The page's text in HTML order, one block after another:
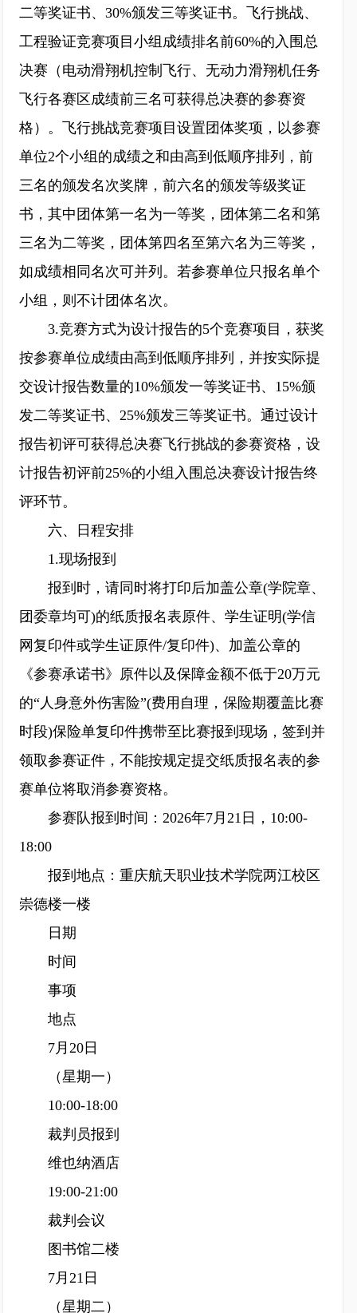
二等奖证书、30%颁发三等奖证书。飞行挑战、
工程验证竞赛项目小组成绩排名前60%的入围总
决赛（电动滑翔机控制飞行、无动力滑翔机任务
飞行各赛区成绩前三名可获得总决赛的参赛资
格）。飞行挑战竞赛项目设置团体奖项，以参赛
单位2个小组的成绩之和由高到低顺序排列，前
三名的颁发名次奖牌，前六名的颁发等级奖证
书，其中团体第一名为一等奖，团体第二名和第
三名为二等奖，团体第四名至第六名为三等奖，
如成绩相同名次可并列。若参赛单位只报名单个
小组，则不计团体名次。
3.竞赛方式为设计报告的5个竞赛项目，获奖
按参赛单位成绩由高到低顺序排列，并按实际提
交设计报告数量的10%颁发一等奖证书、15%颁
发二等奖证书、25%颁发三等奖证书。通过设计
报告初评可获得总决赛飞行挑战的参赛资格，设
计报告初评前25%的小组入围总决赛设计报告终
评环节。
六、日程安排
1.现场报到
报到时，请同时将打印后加盖公章(学院章、
团委章均可)的纸质报名表原件、学生证明(学信
网复印件或学生证原件/复印件)、加盖公章的
《参赛承诺书》原件以及保障金额不低于20万元
的“人身意外伤害险”(费用自理，保险期覆盖比赛
时段)保险单复印件携带至比赛报到现场，签到并
领取参赛证件，不能按规定提交纸质报名表的参
赛单位将取消参赛资格。
参赛队报到时间：2026年7月21日，10:00-
18:00
报到地点：重庆航天职业技术学院两江校区
崇德楼一楼
日期
时间
事项
地点
7月20日
（星期一）
10:00-18:00
裁判员报到
维也纳酒店
19:00-21:00
裁判会议
图书馆二楼
7月21日
（星期二）